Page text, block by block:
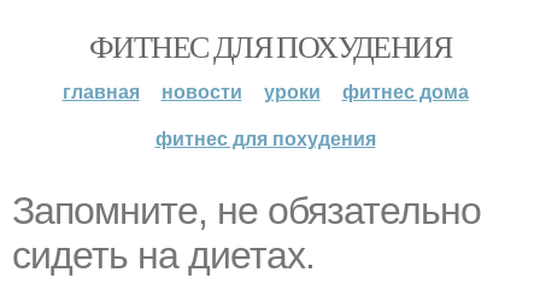
ФИТНЕС ДЛЯ ПОХУДЕНИЯ
главная новости уроки
фитнес дома
фитнес для похудения
Запомните, не обязательно
сидеть на диетах.